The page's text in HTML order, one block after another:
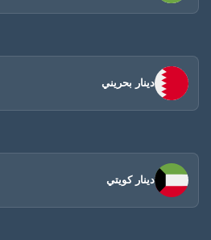
دينار بحريني
دينار كويتي